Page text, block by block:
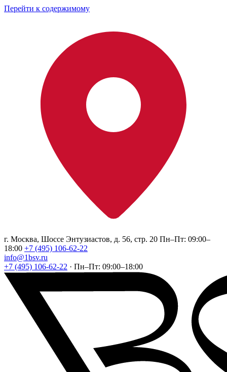
Перейти к содержимому
г. Москва, Шоссе Энтузиастов, д. 56, стр. 20 Пн–Пт: 09:00–
18:00 +7 (495) 106-62-22
info@1bsv.ru
+7 (495) 106-62-22 · Пн–Пт: 09:00–18:00